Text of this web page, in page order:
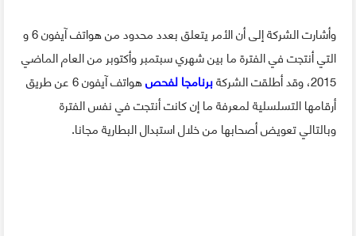
وأشارت الشركة إلى أن الأمر يتعلق بعدد محدود من هواتف آيفون 6 و
التي أنتجت في الفترة ما بين شهري سبتمبر وأكتوبر من العام الماضي
2015، وقد أطلقت الشركة
برنامجا لفحص
هواتف آيفون 6 عن طريق
أرقامها التسلسلية لمعرفة ما إن كانت أنتجت في نفس الفترة
وبالتالي تعويض أصحابها من خلال استبدال البطارية مجانا.